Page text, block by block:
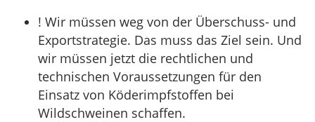
! Wir müssen weg von der Überschuss- und
Exportstrategie. Das muss das Ziel sein. Und
wir müssen jetzt die rechtlichen und
technischen Voraussetzungen für den
Einsatz von Köderimpfstoffen bei
Wildschweinen schaffen.